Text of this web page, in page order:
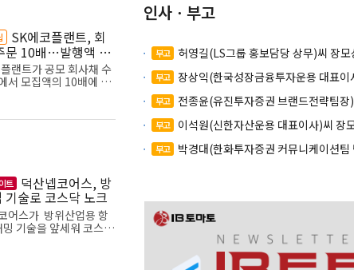
늘리면서 ...
SK에코플랜트, 회
문 10배…발행액 두
랜트가 공모 회사채 수
서 모집액의 10배에 가
'인 비우량채임에도 모
트 덕산넵코어스, 방
기술로 코스닥 노크
어스가 방위산업용 항
밍 기술을 앞세워 코스닥
인사ㆍ부고
부고 허영길(LS그룹 홍보담당 상무)씨 장모
부고
장상익(한국성장금융투자운용 대표이
모친상
부고
전종윤(유진투자증권 브랜드전략팀장
친상
부고 이석원(신한자산운용 대표이사)씨 장
부고
박경대(한화투자증권 커뮤니케이션팀